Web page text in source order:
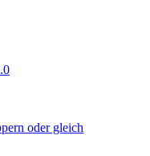
oder gleich